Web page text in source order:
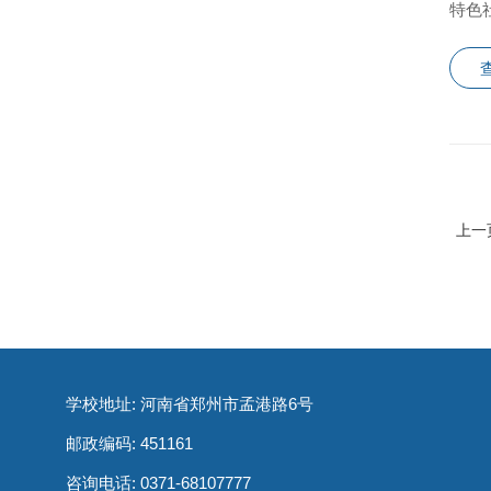
特色
上
学校地址: 河南省郑州市孟港路6号
邮政编码: 451161
咨询电话:0371-68107777